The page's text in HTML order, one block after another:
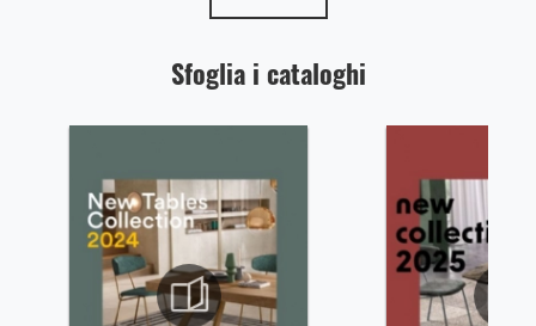
Sfoglia i cataloghi